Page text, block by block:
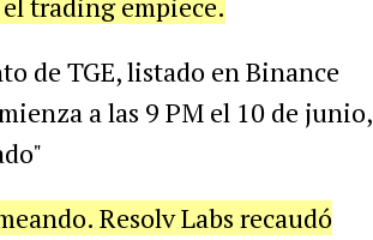
de TGE, listado en Binance
a las 9 PM el 10 de junio,
Resolv Labs recaudó